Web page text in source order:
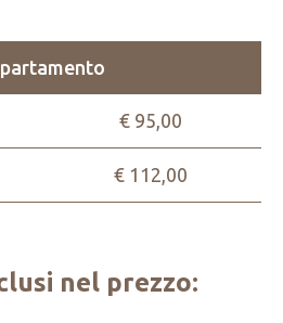
€ 95,00
€ 112,00
nel prezzo: